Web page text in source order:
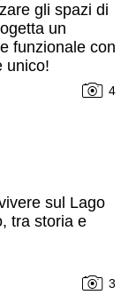
gli spazi di
un
funzionale con
unico!
4
sul Lago
tra storia e
3